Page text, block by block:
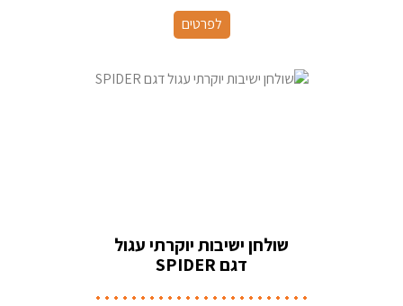
לפרטים
שולחן ישיבות יוקרתי עגול
דגם SPIDER